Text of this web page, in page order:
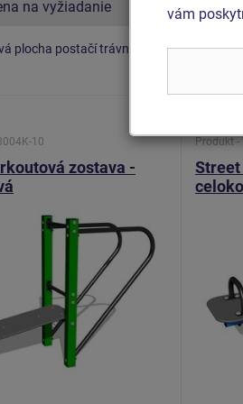
na vyžiadanie
plocha postačí trávnik. Ako
10
zostava -
Produkt -
vám